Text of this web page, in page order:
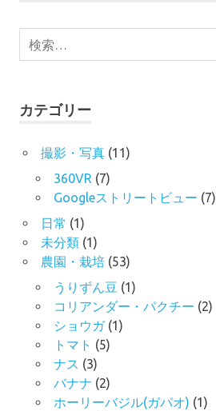
検
索
カテゴリー
撮影・写真(11)
360VR (7)
Googleストリートビュー (7)
日常 (1)
未分類(1)
農園・栽培(53)
うりずん豆 (1)
コリアンダー・パクチー (2)
ショウガ(1)
トマト (5)
ナス (3)
バナナ (2)
ホーリーバジル(ガパオ) (1)